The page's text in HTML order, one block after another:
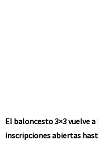
El baloncesto 3×3 vuelve
inscripciones abiertas